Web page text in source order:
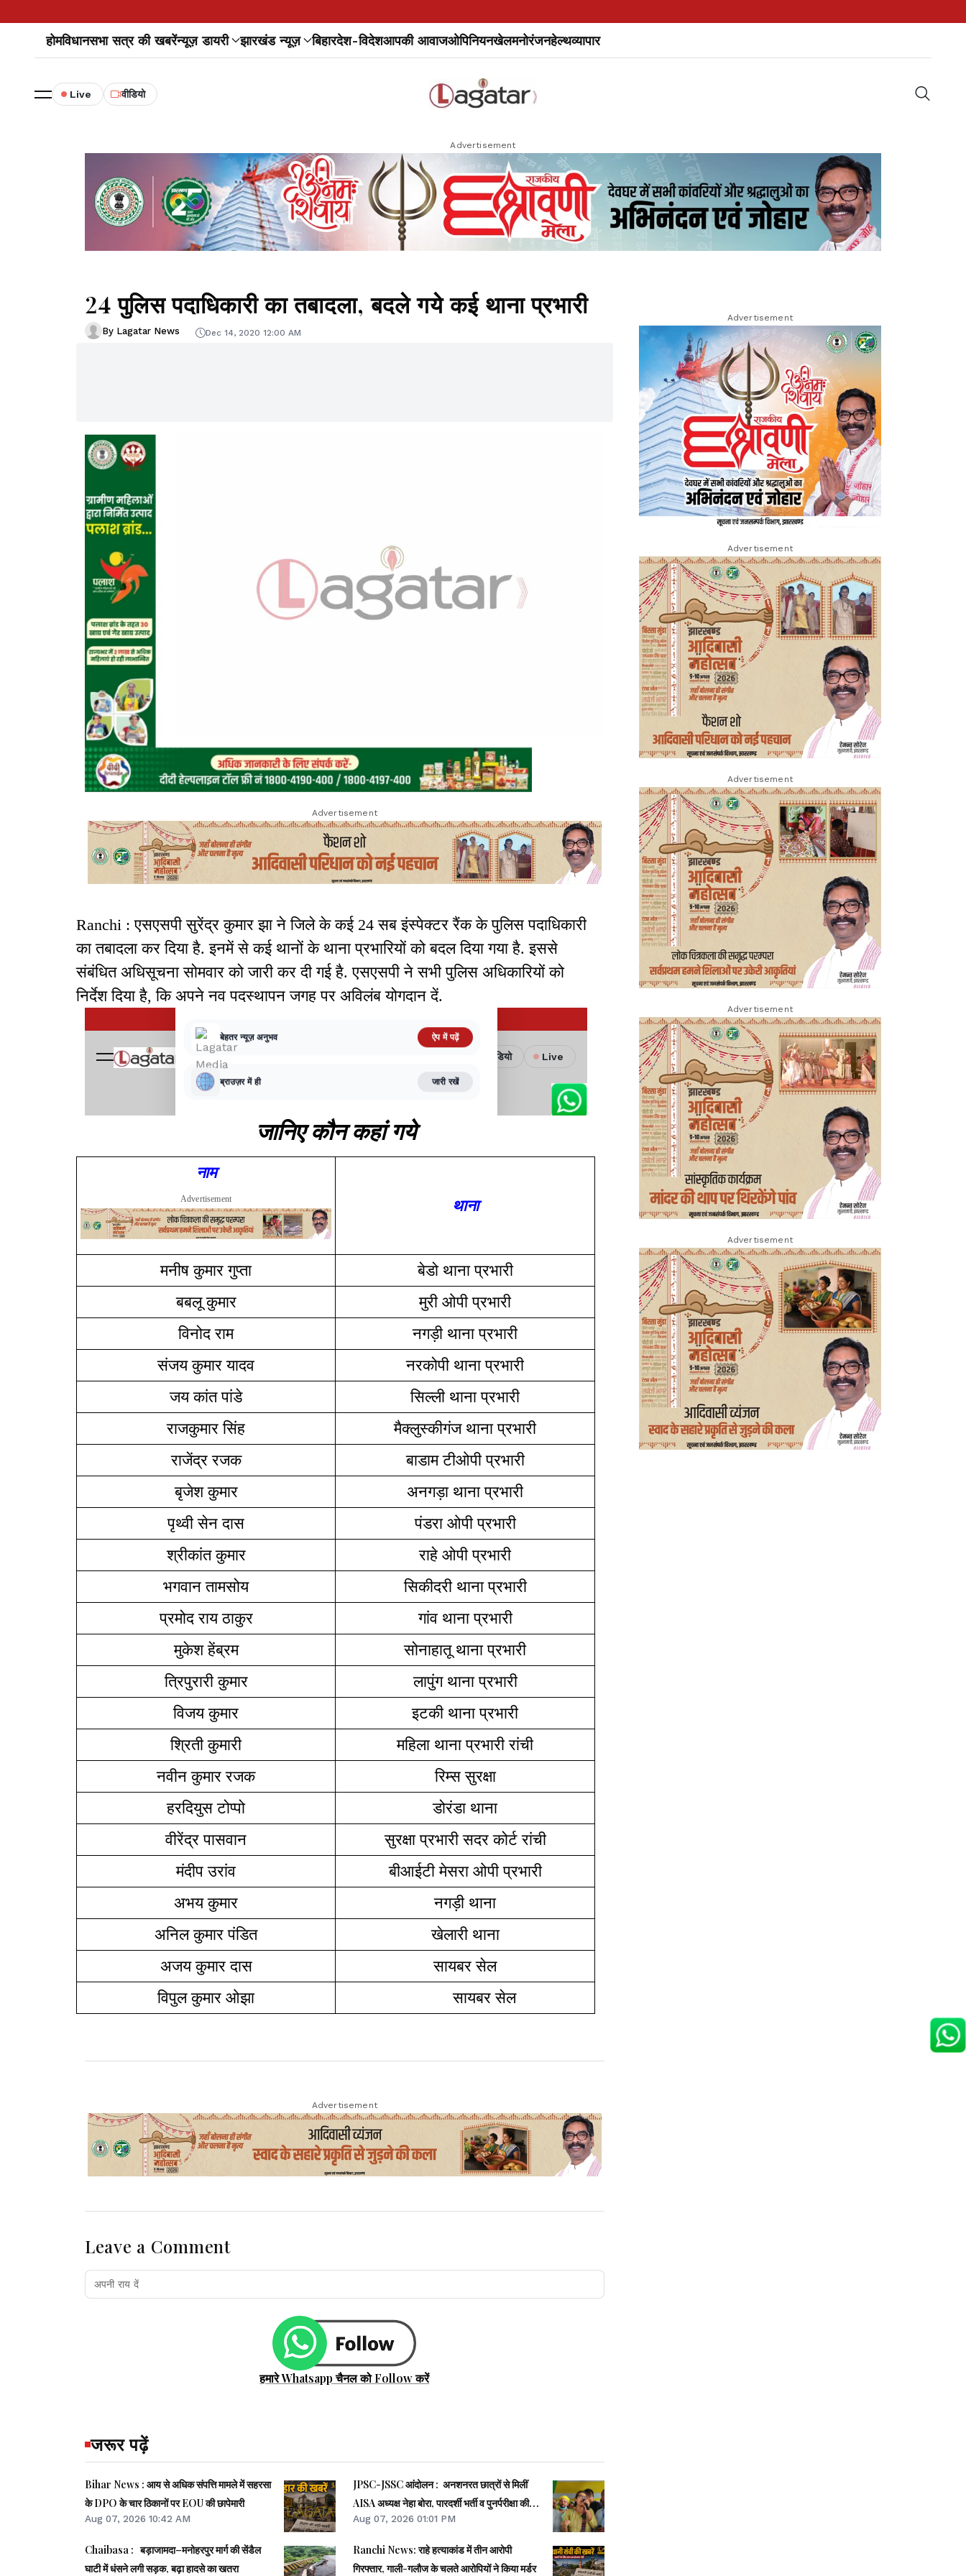
होमविधानसभा सत्र की खबरेंन्यूज़ डायरी झारखंड न्यूज़ बिहारदेश-विदेशआपकी आवाजओपिनियनखेलमनोरंजनहेल्थव्यापार
Live वीडियो
Advertisement
24 पुलिस पदाधिकारी का तबादला, बदले गये कई थाना प्रभारी
By Lagatar News Dec 14, 2020 12:00 AM
Advertisement
Ranchi : एसएसपी सुरेंद्र कुमार झा ने जिले के कई 24 सब इंस्पेक्टर रैंक के पुलिस पदाधिकारी
का तबादला कर दिया है. इनमें से कई थानों के थाना प्रभारियों को बदल दिया गया है. इससे
संबंधित अधिसूचना सोमवार को जारी कर दी गई है. एसएसपी ने सभी पुलिस अधिकारियों को
निर्देश दिया है, कि अपने नव पदस्थापन जगह पर अविलंब योगदान दें.
जानिए कौन कहां गये
नाम
Advertisement थाना
मनीष कुमार गुप्ता
बेडो थाना प्रभारी
बबलू कुमार
मुरी ओपी प्रभारी
विनोद राम
नगड़ी थाना प्रभारी
संजय कुमार यादव
नरकोपी थाना प्रभारी
जय कांत पांडे
सिल्ली थाना प्रभारी
राजकुमार सिंह
मैक्लुस्कीगंज थाना प्रभारी
राजेंद्र रजक
बाडाम टीओपी प्रभारी
बृजेश कुमार
अनगड़ा थाना प्रभारी
पृथ्वी सेन दास
पंडरा ओपी प्रभारी
श्रीकांत कुमार
राहे ओपी प्रभारी
भगवान तामसोय
सिकीदरी थाना प्रभारी
प्रमोद राय ठाकुर
गांव थाना प्रभारी
मुकेश हेंब्रम
सोनाहातू थाना प्रभारी
त्रिपुरारी कुमार
लापुंग थाना प्रभारी
विजय कुमार
इटकी थाना प्रभारी
श्रिती कुमारी
महिला थाना प्रभारी रांची
नवीन कुमार रजक
रिम्स सुरक्षा
हरदियुस टोप्पो
डोरंडा थाना
वीरेंद्र पासवान
सुरक्षा प्रभारी सदर कोर्ट रांची
मंदीप उरांव
बीआईटी मेसरा ओपी प्रभारी
अभय कुमार
नगड़ी थाना
अनिल कुमार पंडित
खेलारी थाना
अजय कुमार दास
सायबर सेल
विपुल कुमार ओझा
सायबर सेल
Advertisement
Leave a Comment
हमारे Whatsapp चैनल को Follow करें
जरूर पढ़ें
Bihar News : आय से अधिक संपत्ति मामले में सहरसा
के DPO के चार ठिकानों पर EOU की छापेमारी
Aug 07, 2026 10:42 AM
Chaibasa : बड़ाजामदा–मनोहरपुर मार्ग की सेंडैल
घाटी में धंसने लगी सड़क, बढ़ा हादसे का खतरा
JPSC-JSSC आंदोलन : अनशनरत छात्रों से मिलीं
AISA अध्यक्ष नेहा बोरा, पारदर्शी भर्ती व पुनर्परीक्षा की
मांग उठाई
Aug 07, 2026 01:01 PM
Ranchi News: राहे हत्याकांड में तीन आरोपी
गिरफ्तार, गाली-गलौज के चलते आरोपियों ने किया मर्डर
Advertisement
Advertisement
Advertisement
Advertisement
Advertisement